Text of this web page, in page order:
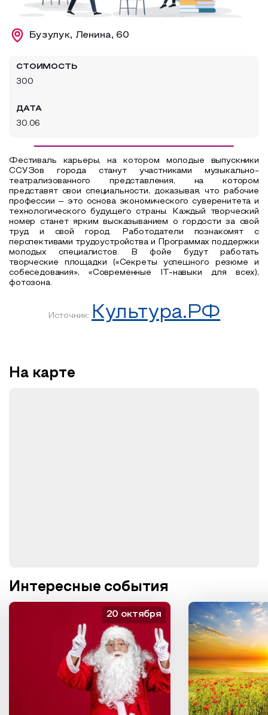
Образовательный туризм
Аттестованные экскурсоводы
Все маршруты
Бузулук, Ленина, 60
СТОИМОСТЬ
300
ДАТА
30.06
Фестиваль карьеры, на котором молодые выпускники
ССУЗов города станут участниками музыкально-
театрализованного представления, на котором
представят свои специальности, доказывая, что рабочие
профессии – это основа экономического суверенитета и
технологического будущего страны. Каждый творческий
номер станет ярким высказыванием о гордости за свой
труд и свой город. Работодатели познакомят с
перспективами трудоустройства и Программах поддержки
молодых специалистов. В фойе будут работать
творческие площадки («Секреты успешного резюме и
собеседования», «Современные IT-навыки для всех),
фотозона.
Источник: Культура.РФ
На карте
Интересные события
20 октября